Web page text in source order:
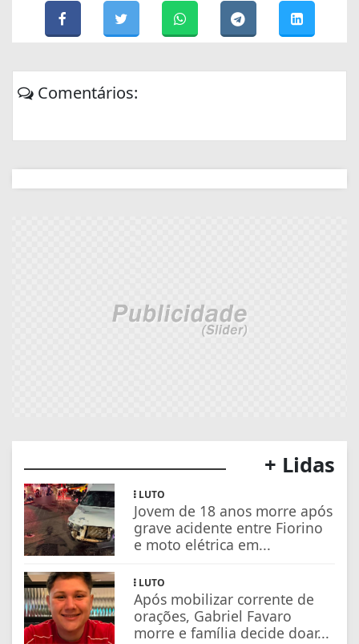
Comentários:
+ Lidas
LUTO
Jovem de 18 anos morre após
grave acidente entre Fiorino
e moto elétrica em...
LUTO
Após mobilizar corrente de
orações, Gabriel Favaro
morre e família decide doar...